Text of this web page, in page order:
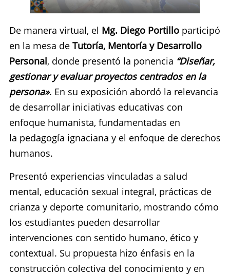
De manera virtual, el Mg. Diego Portillo participó
en la mesa de Tutoría, Mentoría y Desarrollo
Personal, donde presentó la ponencia “Diseñar,
gestionar y evaluar proyectos centrados en la
persona». En su exposición abordó la relevancia
de desarrollar iniciativas educativas con
enfoque humanista, fundamentadas en
la pedagogía ignaciana y el enfoque de derechos
humanos.
Presentó experiencias vinculadas a salud
mental, educación sexual integral, prácticas de
crianza y deporte comunitario, mostrando cómo
los estudiantes pueden desarrollar
intervenciones con sentido humano, ético y
contextual. Su propuesta hizo énfasis en la
construcción colectiva del conocimiento y en